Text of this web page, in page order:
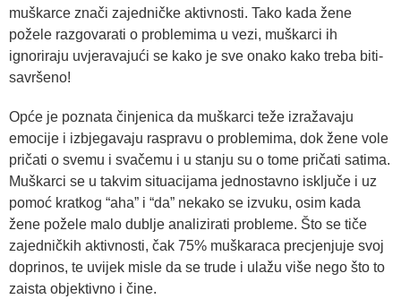
muškarce znači zajedničke aktivnosti. Tako kada žene
požele razgovarati o problemima u vezi, muškarci ih
ignoriraju uvjeravajući se kako je sve onako kako treba biti-
savršeno!
Opće je poznata činjenica da muškarci teže izražavaju
emocije i izbjegavaju raspravu o problemima, dok žene vole
pričati o svemu i svačemu i u stanju su o tome pričati satima.
Muškarci se u takvim situacijama jednostavno isključe i uz
pomoć kratkog “aha” i “da” nekako se izvuku, osim kada
žene požele malo dublje analizirati probleme. Što se tiče
zajedničkih aktivnosti, čak 75% muškaraca precjenjuje svoj
doprinos, te uvijek misle da se trude i ulažu više nego što to
zaista objektivno i čine.